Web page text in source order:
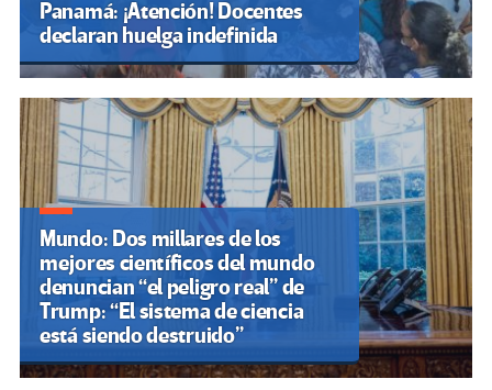
Panamá: ¡Atención! Docentes
declaran huelga indefinida
Mundo: Dos millares de los
mejores científicos del mundo
denuncian “el peligro real” de
Trump: “El sistema de ciencia
está siendo destruido”